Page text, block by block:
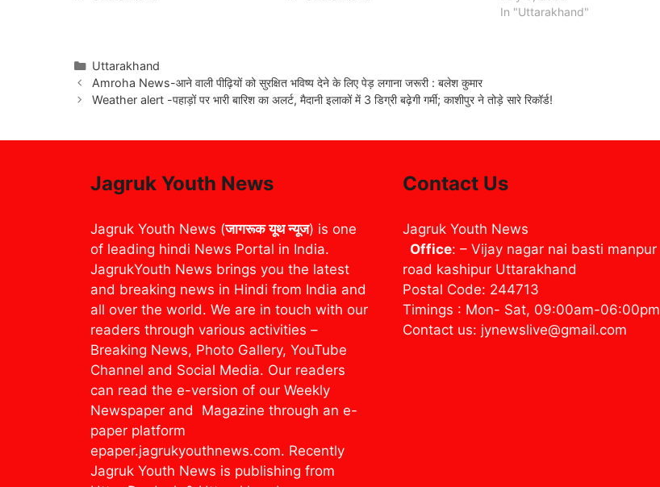
In "Uttarakhand"
Categories
Uttarakhand
Amroha News-आने वाली पीढ़ियों को सुरक्षित भविष्य देने के लिए पेड़ लगाना जरूरी : बलेश कुमार
Weather alert -पहाड़ों पर भारी बारिश का अलर्ट, मैदानी इलाकों में 3 डिग्री बढ़ेगी गर्मी; काशीपुर ने तोड़े सारे रिकॉर्ड!
Jagruk Youth News
Jagruk Youth News (जागरूक यूथ न्यूज) is one
of leading hindi News Portal in India.
JagrukYouth News brings you the latest
and breaking news in Hindi from India and
all over the world. We are in touch with our
readers through various activities –
Breaking News, Photo Gallery, YouTube
Channel and Social Media. Our readers
can read the e-version of our Weekly
Newspaper and Magazine through an e-
paper platform
epaper.jagrukyouthnews.com. Recently
Jagruk Youth News is publishing from
Contact Us
Jagruk Youth News
Office: – Vijay nagar nai basti manpur
road kashipur Uttarakhand
Postal Code: 244713
Timings : Mon- Sat, 09:00am-06:00pm
Contact us: jynewslive@gmail.com